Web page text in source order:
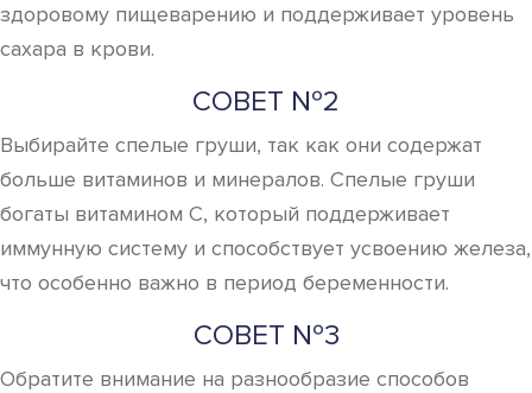
здоровому пищеварению и поддерживает уровень
сахара в крови.
СОВЕТ №2
Выбирайте спелые груши, так как они содержат
больше витаминов и минералов. Спелые груши
богаты витамином C, который поддерживает
иммунную систему и способствует усвоению железа,
что особенно важно в период беременности.
СОВЕТ №3
Обратите внимание на разнообразие способов